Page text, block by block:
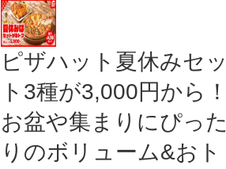
ピザハット夏休みセッ
ト3種が3,000円から！
お盆や集まりにぴった
りのボリューム&おト